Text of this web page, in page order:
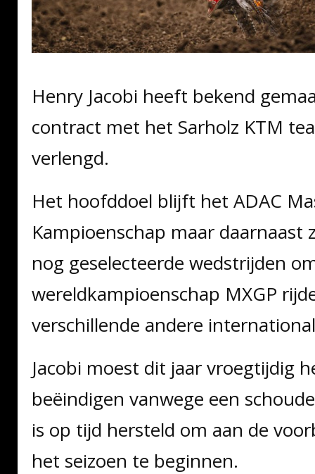
Henry Jacobi heeft bekend
contract met het Sarholz KTM
verlengd.
Het hoofddoel blijft het ADAC
Kampioenschap maar daarnaast
nog geselecteerde wedstrijden
wereldkampioenschap MXGP
verschillende andere
Jacobi moest dit jaar vroegtijdig
beëindigen vanwege een
is op tijd hersteld om aan de
het seizoen te beginnen.